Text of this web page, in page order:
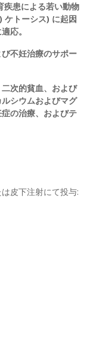
疾患による若い動物
ケトーシス) に起因
応。
不妊治療のサポー
次的貧血、および
シウムおよびマグ
の治療、およびテ
皮下注射にて投与: